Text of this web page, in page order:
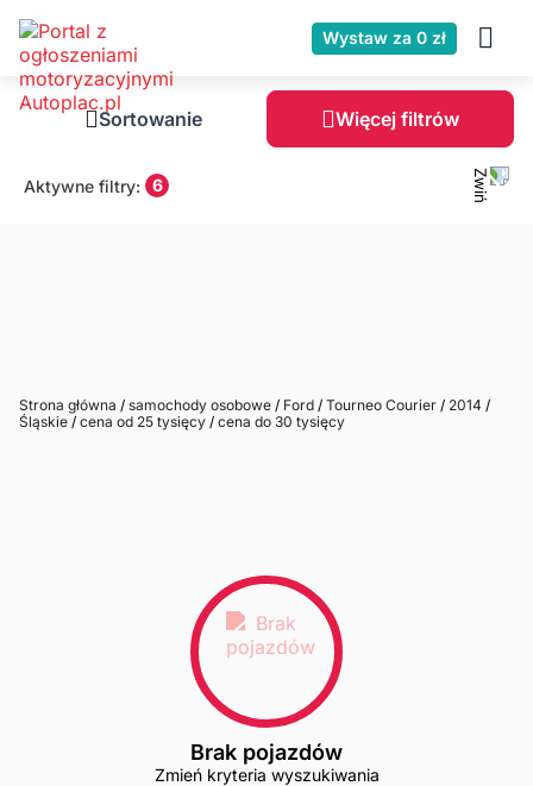
Wystaw za 0 zł
Sortowanie Więcej filtrów
Aktywne filtry: 6
Strona główna / samochody osobowe / Ford / Tourneo Courier / 2014 /
Śląskie / cena od 25 tysięcy / cena do 30 tysięcy
Brak pojazdów
Zmień kryteria wyszukiwania